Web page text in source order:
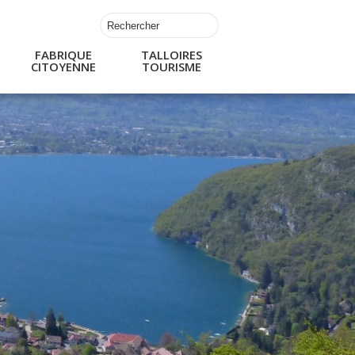
FABRIQUE
CITOYENNE
TALLOIRES
TOURISME